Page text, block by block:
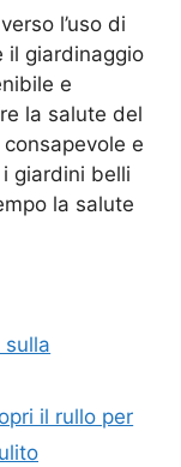
l’uso di
il giardinaggio
e
la salute del
e
giardini belli
la salute
il rullo per